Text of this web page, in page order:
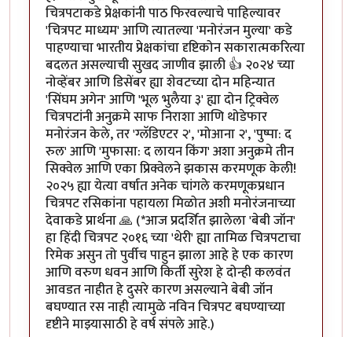
चित्रपटाकडे प्रेक्षकांनी पाठ फिरवल्याचे पाहिल्यावर
'चित्रपट माध्यम' आणि त्यातल्या 'मनोरंजन मुल्या' कडे
पाहण्याचा भारतीय प्रेक्षकांचा दृष्टिकोन सकारात्मकरित्या
बदलत असल्याची सुखद जाणीव झाली 👍 २०२४ च्या
नोव्हेंबर आणि डिसेंबर ह्या शेवटच्या दोन महिन्यात
'सिंघम अगेन' आणि 'भूल भुलैया ३' ह्या दोन ट्रिक्वेल
चित्रपटांनी अनुक्रमे साफ निराशा आणि थोडेफार
मनोरंजन केले, तर 'ग्लॅडिएटर २', 'मोआना २', 'पुष्पा: द
रुल' आणि 'मुफासा: द लायन किंग' अशा अनुक्रमे तीन
सिक्वेल आणि एका प्रिक्वेलने झकास करमणूक केली!
२०२५ ह्या येत्या वर्षात अनेक चांगले करमणूकप्रधान
चित्रपट रसिकांना पहायला मिळोत अशी मनोरंजनाच्या
देवाकडे प्रार्थना 🙏 (*आज प्रदर्शित झालेला 'बेबी जॉन'
हा हिंदी चित्रपट २०१६ च्या 'थेरी' ह्या तामिळ चित्रपटाचा
रिमेक असुन तो पुर्वीच पाहुन झाला आहे हे एक कारण
आणि वरुण धवन आणि किर्ती सुरेश हे दोन्ही कलवंत
आवडत नाहीत हे दुसरे कारण असल्याने बेबी जॉन
बघण्यात रस नाही त्यामुळे नविन चित्रपट बघण्याच्या
दृष्टीने माझ्यासाठी हे वर्ष संपले आहे.)